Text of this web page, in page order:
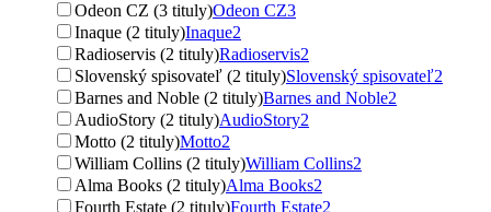
Odeon CZ (3 tituly)Odeon CZ3
Inaque (2 tituly)Inaque2
Radioservis (2 tituly)Radioservis2
Slovenský spisovateľ (2 tituly)Slovenský spisovateľ2
Barnes and Noble (2 tituly)Barnes and Noble2
AudioStory (2 tituly)AudioStory2
Motto (2 tituly)Motto2
William Collins (2 tituly)William Collins2
Alma Books (2 tituly)Alma Books2
Fourth Estate (2 tituly)Fourth Estate2